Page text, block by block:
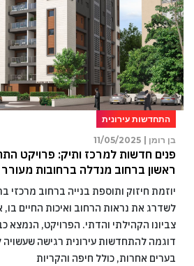
התחדשות עירונית
בן רומן |
11/05/2025
פנים חדשות למרכז ותיק: פרויקט
ראשון ברחוב מנדלה ברחובות מעורר
יוזמת חיזוק ותוספת בנייה ברחוב מרכזי
לשדרג את נראות הרחוב ואיכות החיים
צביונו הקהילתי והדתי. הפרויקט, הנמצא
דוגמה להתחדשות עירונית רגישה
בערים אחרות, כולל חיפה והקריות